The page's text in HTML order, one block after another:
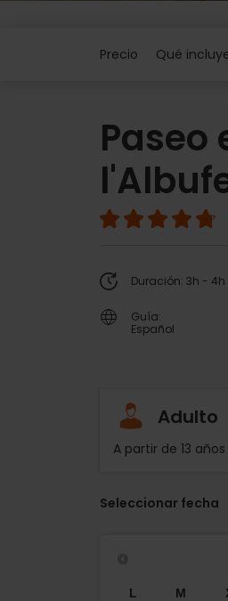
Precio Qué
Paseo
Duración: 3h - 4h
Guía:
Español
Adulto
A partir de 13 años
Seleccionar fecha
L M